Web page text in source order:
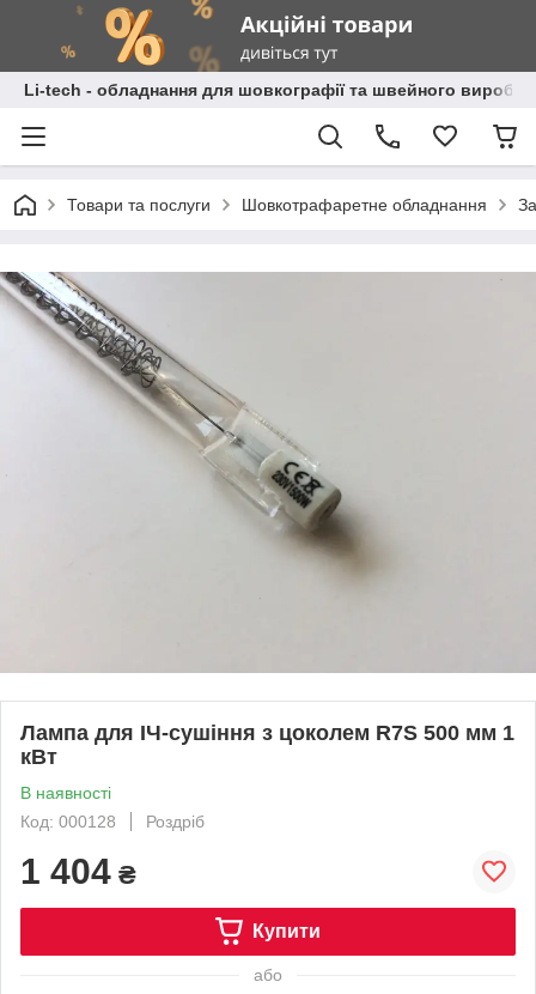
Li-tech - обладнання для шовкографії та швейного
Товари та послуги Шовкотрафаретне обладнання
Лампа для ІЧ-сушіння з цоколем R7S 500 мм 1
кВт
В наявності
Код: 000128
Роздріб
1 404 ₴
Купити
або